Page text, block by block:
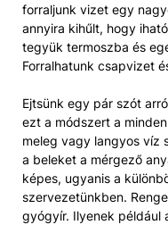
forraljunk vizet egy
annyira kihűlt, hogy
tegyük termoszba és
Forralhatunk csapvizet
Ejtsünk egy pár szót
ezt a módszert a
meleg vagy langyos víz
a beleket a mérgező
képes, ugyanis a
szervezetünkben.
gyógyír. Ilyenek például